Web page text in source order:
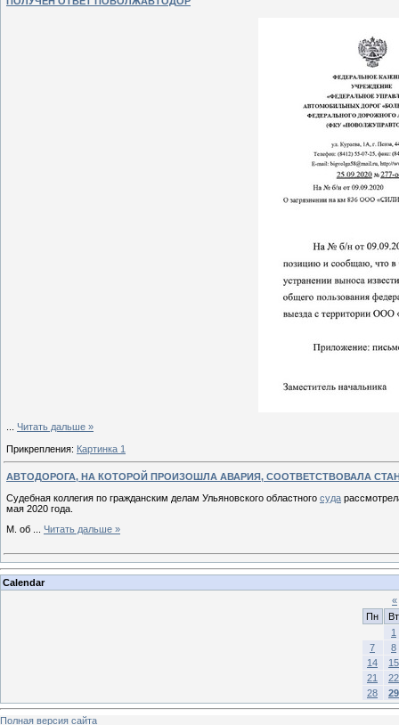
Читать дальше »
Прикрепления: Картинка 1
АВТОДОРОГА, НА КОТОРОЙ ПРОИЗОШЛА АВАРИЯ, СООТВЕТСТВОВАЛА
Судебная коллегия по гражданским делам Ульяновского областного суда
мая 2020 года.
М. об
Читать дальше »
Calendar
«
Пн
Вт
1
7
8
14
15
21
22
28
29
Полная версия сайта